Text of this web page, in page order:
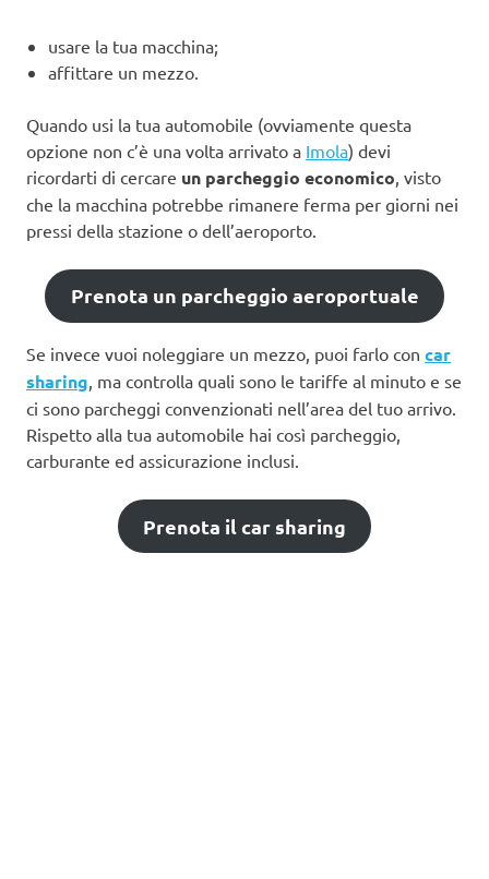
usare la tua macchina;
affittare un mezzo.
Quando usi la tua automobile (ovviamente questa
opzione non c’è una volta arrivato a Imola) devi
ricordarti di cercare un parcheggio economico , visto
che la macchina potrebbe rimanere ferma per giorni nei
pressi della stazione o dell’aeroporto.
Prenota un parcheggio aeroportuale
Se invece vuoi noleggiare un mezzo, puoi farlo con car
sharing, ma controlla quali sono le tariffe al minuto e se
ci sono parcheggi convenzionati nell’area del tuo arrivo.
Rispetto alla tua automobile hai così parcheggio,
carburante ed assicurazione inclusi.
Prenota il car sharing